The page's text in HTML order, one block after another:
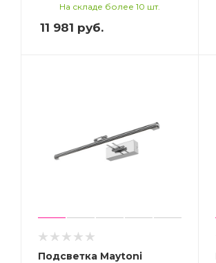
На складе более 10 шт.
11 981 руб.
Подсветка Maytoni